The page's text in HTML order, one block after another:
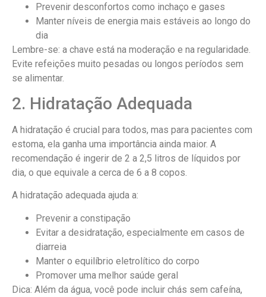
Prevenir desconfortos como inchaço e gases
Manter níveis de energia mais estáveis ao longo do
dia
Lembre-se: a chave está na moderação e na regularidade.
Evite refeições muito pesadas ou longos períodos sem
se alimentar.
2. Hidratação Adequada
A hidratação é crucial para todos, mas para pacientes com
estoma, ela ganha uma importância ainda maior. A
recomendação é ingerir de 2 a 2,5 litros de líquidos por
dia, o que equivale a cerca de 6 a 8 copos.
A hidratação adequada ajuda a:
Prevenir a constipação
Evitar a desidratação, especialmente em casos de
diarreia
Manter o equilíbrio eletrolítico do corpo
Promover uma melhor saúde geral
Dica: Além da água, você pode incluir chás sem cafeína,